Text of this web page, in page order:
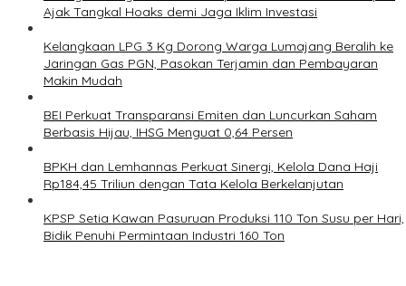
Ajak Tangkal Hoaks demi Jaga Iklim Investasi
Kelangkaan LPG 3 Kg Dorong Warga Lumajang Beralih ke
Jaringan Gas PGN, Pasokan Terjamin dan Pembayaran
Makin Mudah
BEI Perkuat Transparansi Emiten dan Luncurkan Saham
Berbasis Hijau, IHSG Menguat 0,64 Persen
BPKH dan Lemhannas Perkuat Sinergi, Kelola Dana Haji
Rp184,45 Triliun dengan Tata Kelola Berkelanjutan
KPSP Setia Kawan Pasuruan Produksi 110 Ton Susu per Hari,
Bidik Penuhi Permintaan Industri 160 Ton